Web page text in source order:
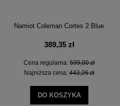
Namiot Coleman Cortes 2 Blue
389,35 zł
Cena regularna:599,00 zł
Najniższa cena:443,26 zł
DO KOSZYKA